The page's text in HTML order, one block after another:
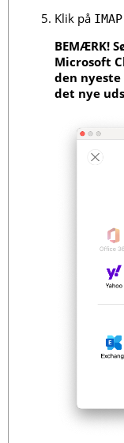
Klik på IMAP
BEMÆRK!
Microsoft
den
det nye